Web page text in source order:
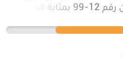
المستدامة مثل: - القانون رقم 12-99 بمثابة الميثاق
المتعلق بحماية واستصلاح البيئة. - القانون رقم 03-12